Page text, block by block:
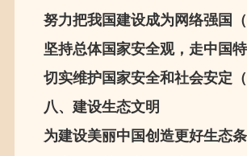
努力把我国建设成为网络强国
坚持总体国家安全观，走中国
切实维护国家安全和社会安定
八、建设生态文明
为建设美丽中国创造更好生态